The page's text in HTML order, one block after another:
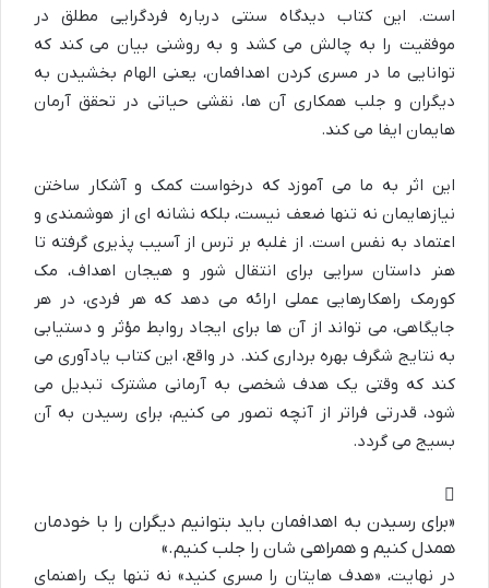
است. این کتاب دیدگاه سنتی درباره فردگرایی مطلق در
موفقیت را به چالش می کشد و به روشنی بیان می کند که
توانایی ما در مسری کردن اهدافمان، یعنی الهام بخشیدن به
دیگران و جلب همکاری آن ها، نقشی حیاتی در تحقق آرمان
هایمان ایفا می کند.
این اثر به ما می آموزد که درخواست کمک و آشکار ساختن
نیازهایمان نه تنها ضعف نیست، بلکه نشانه ای از هوشمندی و
اعتماد به نفس است. از غلبه بر ترس از آسیب پذیری گرفته تا
هنر داستان سرایی برای انتقال شور و هیجان اهداف، مک
کورمک راهکارهایی عملی ارائه می دهد که هر فردی، در هر
جایگاهی، می تواند از آن ها برای ایجاد روابط مؤثر و دستیابی
به نتایج شگرف بهره برداری کند. در واقع، این کتاب یادآوری می
کند که وقتی یک هدف شخصی به آرمانی مشترک تبدیل می
شود، قدرتی فراتر از آنچه تصور می کنیم، برای رسیدن به آن
بسیج می گردد.
«برای رسیدن به اهدافمان باید بتوانیم دیگران را با خودمان
همدل کنیم و همراهی شان را جلب کنیم.»
در نهایت، «هدف هایتان را مسری کنید» نه تنها یک راهنمای